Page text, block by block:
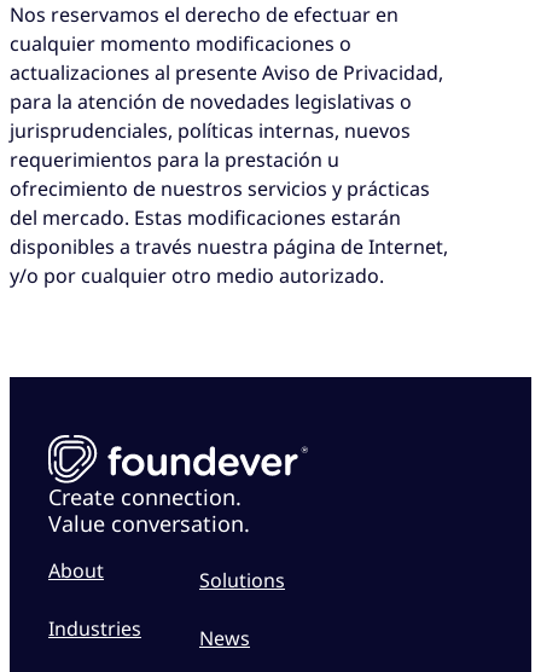
Nos reservamos el derecho de efectuar en
cualquier momento modificaciones o
actualizaciones al presente Aviso de Privacidad,
para la atención de novedades legislativas o
jurisprudenciales, políticas internas, nuevos
requerimientos para la prestación u
ofrecimiento de nuestros servicios y prácticas
del mercado. Estas modificaciones estarán
disponibles a través nuestra página de Internet,
y/o por cualquier otro medio autorizado.
Create connection.
Value conversation.
About
Industries
Solutions
News